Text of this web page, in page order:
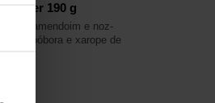
190 g
de amendoim e noz-
de abóbora e xarope de